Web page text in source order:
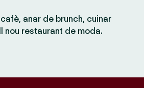
anar de brunch, cuinar
nou restaurant de moda.